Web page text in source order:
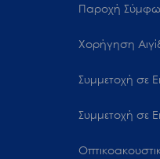
Παροχή
Χορήγηση
Συμμετοχή σε
Συμμετοχή σε